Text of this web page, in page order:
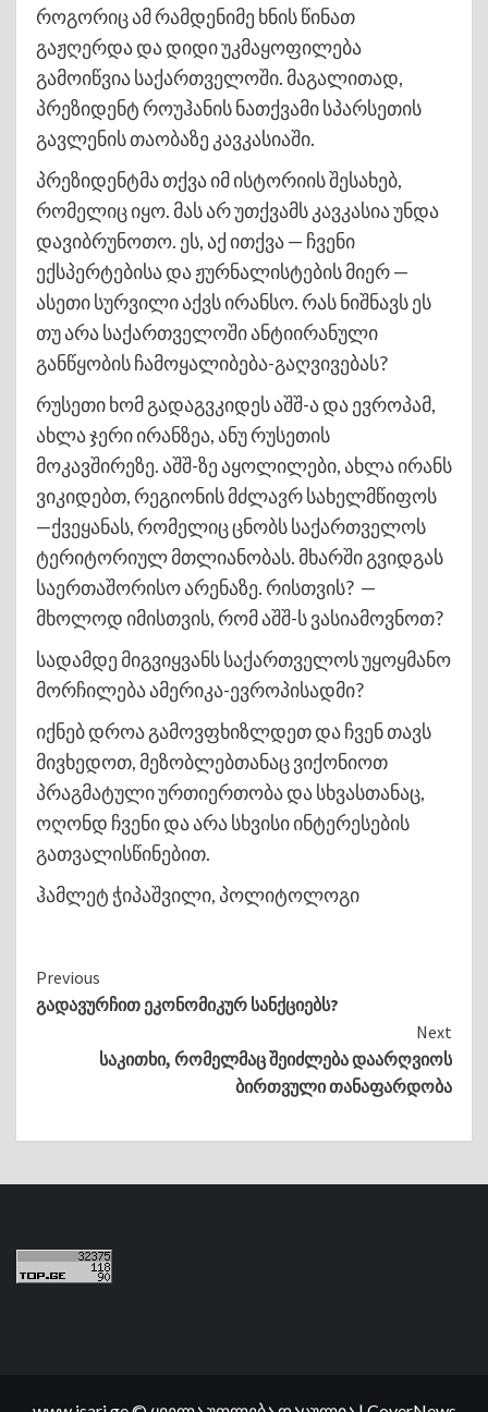
როგორიც ამ რამდენიმე ხნის წინათ
გაჟღერდა და დიდი უკმაყოფილება
გამოიწვია საქართველოში. მაგალითად,
პრეზიდენტ როუჰანის ნათქვამი სპარსეთის
გავლენის თაობაზე კავკასიაში.
პრეზიდენტმა თქვა იმ ისტორიის შესახებ,
რომელიც იყო. მას არ უთქვამს კავკასია უნდა
დავიბრუნოთო. ეს, აქ ითქვა — ჩვენი
ექსპერტებისა და ჟურნალისტების მიერ —
ასეთი სურვილი აქვს ირანსო. რას ნიშნავს ეს
თუ არა საქართველოში ანტიირანული
განწყობის ჩამოყალიბება-გაღვივებას?
რუსეთი ხომ გადაგვკიდეს აშშ-ა და ევროპამ,
ახლა ჯერი ირანზეა, ანუ რუსეთის
მოკავშირეზე. აშშ-ზე აყოლილები, ახლა ირანს
ვიკიდებთ, რეგიონის მძლავრ სახელმწიფოს
—ქვეყანას, რომელიც ცნობს საქართველოს
ტერიტორიულ მთლიანობას. მხარში გვიდგას
საერთაშორისო არენაზე. რისთვის? —
მხოლოდ იმისთვის, რომ აშშ-ს ვასიამოვნოთ?
სადამდე მიგვიყვანს საქართველოს უყოყმანო
მორჩილება ამერიკა-ევროპისადმი?
იქნებ დროა გამოვფხიზლდეთ და ჩვენ თავს
მივხედოთ, მეზობლებთანაც ვიქონიოთ
პრაგმატული ურთიერთობა და სხვასთანაც,
ოღონდ ჩვენი და არა სხვისი ინტერესების
გათვალისწინებით.
ჰამლეტ ჭიპაშვილი, პოლიტოლოგი
Continue
Reading
Previous
გადავურჩით ეკონომიკურ სანქციებს?
Next
საკითხი, რომელმაც შეიძლება დაარღვიოს
ბირთვული თანაფარდობა